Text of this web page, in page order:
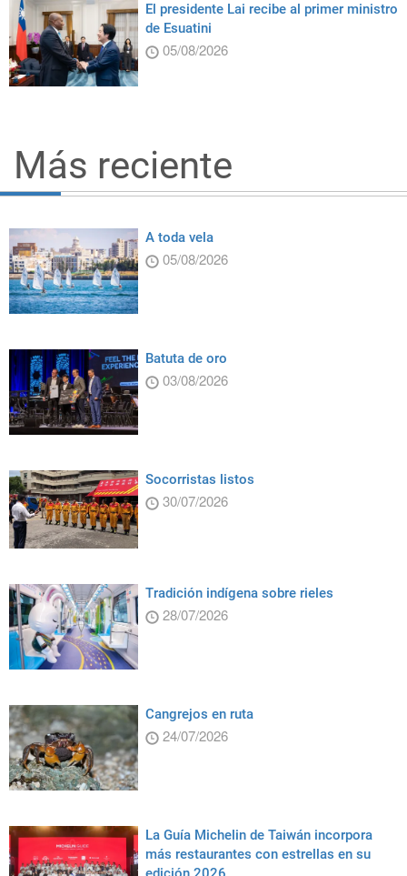
El presidente Lai recibe al primer ministro
de Esuatini
05/08/2026
Más reciente
A toda vela
05/08/2026
Batuta de oro
03/08/2026
Socorristas listos
30/07/2026
Tradición indígena sobre rieles
28/07/2026
Cangrejos en ruta
24/07/2026
La Guía Michelin de Taiwán incorpora
más restaurantes con estrellas en su